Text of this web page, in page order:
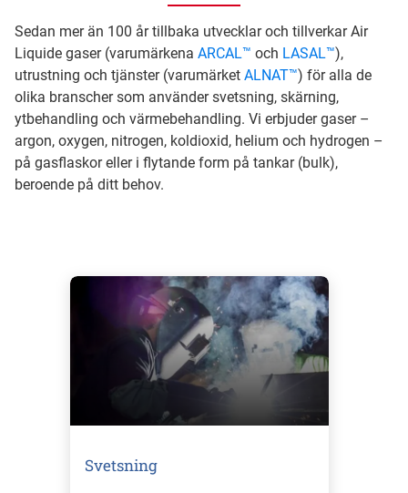
Sedan mer än 100 år tillbaka utvecklar och tillverkar Air
Liquide gaser (varumärkena ARCAL™ och LASAL™),
utrustning och tjänster (varumärket ALNAT™) för alla de
olika branscher som använder svetsning, skärning,
ytbehandling och värmebehandling. Vi erbjuder gaser –
argon, oxygen, nitrogen, koldioxid, helium och hydrogen –
på gasflaskor eller i flytande form på tankar (bulk),
beroende på ditt behov.
Svetsning